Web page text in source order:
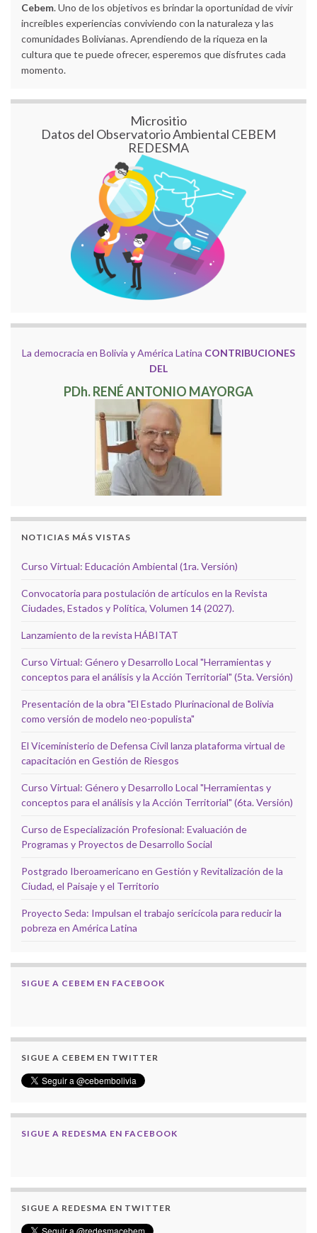
Cebem. Uno de los objetivos es brindar la oportunidad de vivir
increíbles experiencias conviviendo con la naturaleza y las
comunidades Bolivianas. Aprendiendo de la riqueza en la
cultura que te puede ofrecer, esperemos que disfrutes cada
momento.
Micrositio
Datos del Observatorio Ambiental CEBEM
REDESMA
La democracia en Bolivia y América Latina CONTRIBUCIONES
DEL
PDh. RENÉ ANTONIO MAYORGA
NOTICIAS MÁS VISTAS
Curso Virtual: Educación Ambiental (1ra. Versión)
Convocatoria para postulación de artículos en la Revista
Ciudades, Estados y Política, Volumen 14 (2027).
Lanzamiento de la revista HÁBITAT
Curso Virtual: Género y Desarrollo Local "Herramientas y
conceptos para el análisis y la Acción Territorial" (5ta. Versión)
Presentación de la obra "El Estado Plurinacional de Bolivia
como versión de modelo neo-populista"
El Viceministerio de Defensa Civil lanza plataforma virtual de
capacitación en Gestión de Riesgos
Curso Virtual: Género y Desarrollo Local "Herramientas y
conceptos para el análisis y la Acción Territorial" (6ta. Versión)
Curso de Especialización Profesional: Evaluación de
Programas y Proyectos de Desarrollo Social
Postgrado Iberoamericano en Gestión y Revitalización de la
Ciudad, el Paisaje y el Territorio
Proyecto Seda: Impulsan el trabajo sericícola para reducir la
pobreza en América Latina
SIGUE A CEBEM EN FACEBOOK
SIGUE A CEBEM EN TWITTER
SIGUE A REDESMA EN FACEBOOK
SIGUE A REDESMA EN TWITTER